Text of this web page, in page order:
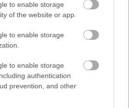
to enable storage
of the website or app.
to enable storage
to enable storage
authentication
prevention, and other
ΑΜΑΡΟΥΣΙΟΥ
ΣΤΡ.ΛΕΚΚΑ
ΠΑΤΡΙΑΡΧΟΥ